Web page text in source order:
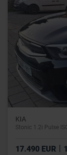
utilisation de
KIA
Stonic 1.2i Pulse
17.490 EUR